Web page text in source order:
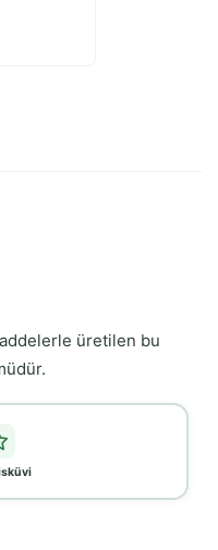
üretilen bu